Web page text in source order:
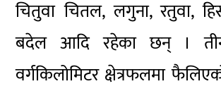
चितुवा चितल, लगुना, रतुवा,
बदेल आदि रहेका छन् ।
वर्गकिलोमिटर क्षेत्रफलमा